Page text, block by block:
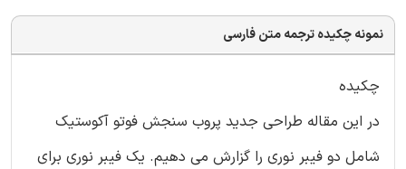
نمونه چکیده ترجمه متن فارسی
چکیده
در این مقاله طراحی جدید پروب سنجش فوتو آکوستیک
شامل دو فیبر نوری را گزارش می دهیم. یک فیبر نوری برای